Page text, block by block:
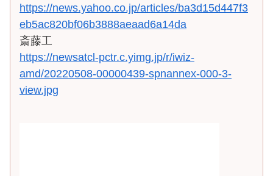
https://news.yahoo.co.jp/articles/ba3d15d447f3
eb5ac820bf06b3888aeaad6a14da
斎藤工
https://newsatcl-pctr.c.yimg.jp/r/iwiz-
amd/20220508-00000439-spnannex-000-3-
view.jpg